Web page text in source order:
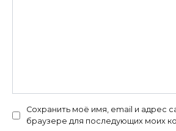
Сохранить моё имя, email и адрес
браузере для последующих моих